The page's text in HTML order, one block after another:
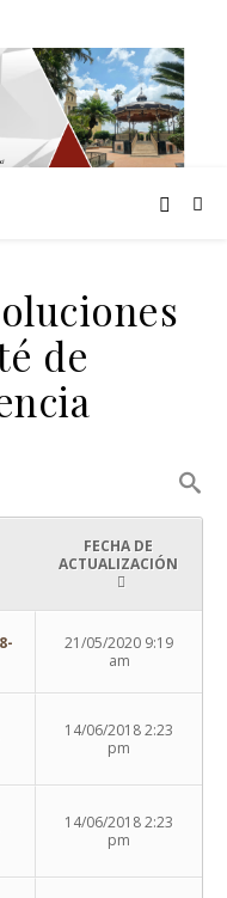
de
FECHA DE
ACTUALIZACIÓN
21/05/2020 9:19
am
14/06/2018 2:23
pm
14/06/2018 2:23
pm